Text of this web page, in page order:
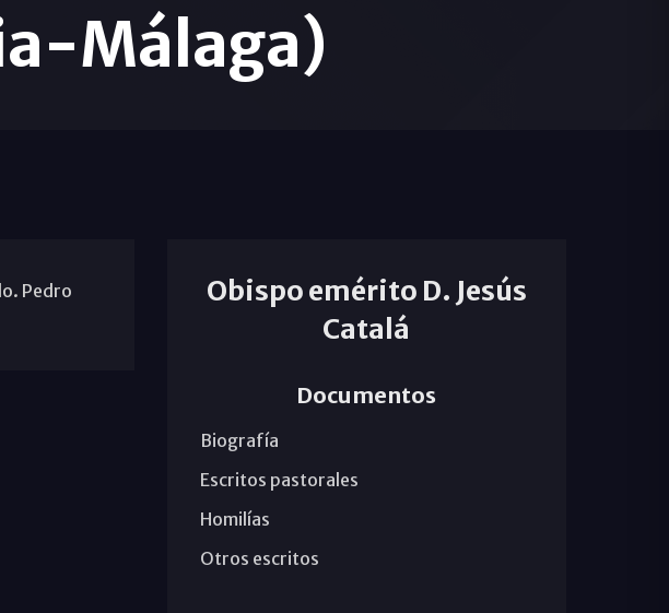
Málaga)
Pedro
Obispo emérito D. Jesús
Catalá
Documentos
Biografía
Escritos pastorales
Homilías
Otros escritos